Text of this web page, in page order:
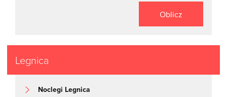
Oblicz
Legnica
Noclegi Legnica